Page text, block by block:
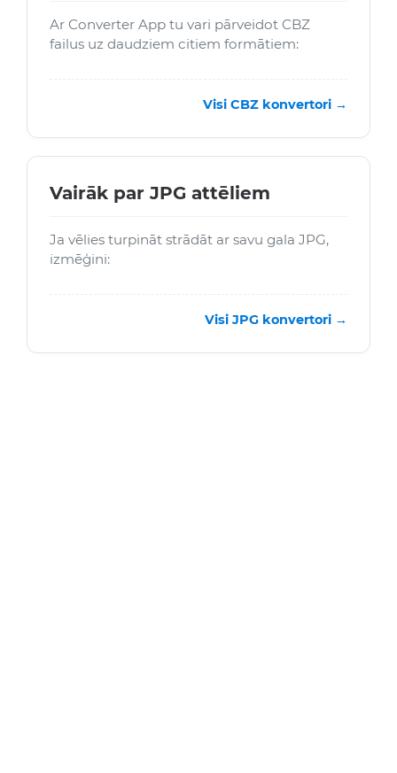
Ar Converter App tu vari pārveidot CBZ
failus uz daudziem citiem formātiem:
Visi CBZ konvertori →
Vairāk par JPG attēliem
Ja vēlies turpināt strādāt ar savu gala JPG,
izmēģini:
Visi JPG konvertori →